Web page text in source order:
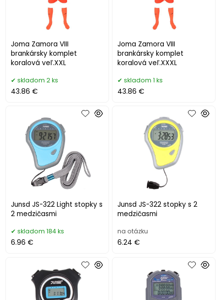
Joma Zamora VIII
brankársky komplet
koralová veľ.XXL
skladom 2 ks
43.86 €
Joma Zamora VIII
brankársky komplet
koralová veľ.XXXL
skladom 1 ks
43.86 €
Junsd JS-322 Light stopky s
2 medzičasmi
skladom 184 ks
6.96 €
Junsd JS-322 stopky s 2
medzičasmi
na otázku
6.24 €